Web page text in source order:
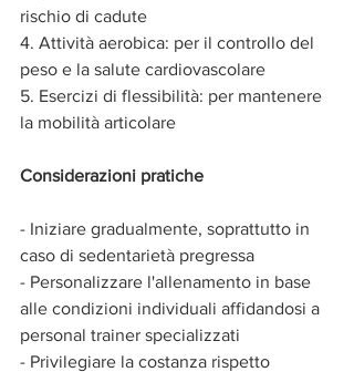
rischio di cadute
4. Attività aerobica: per il controllo del
peso e la salute cardiovascolare
5. Esercizi di flessibilità: per mantenere
la mobilità articolare
Considerazioni pratiche
- Iniziare gradualmente, soprattutto in
caso di sedentarietà pregressa
- Personalizzare l'allenamento in base
alle condizioni individuali affidandosi a
personal trainer specializzati
- Privilegiare la costanza rispetto